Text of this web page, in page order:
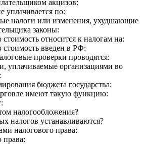
акцизов:
уплачивается по:
налоги или изменения, ухудшающие
законы:
относится к налогам на:
введен в РФ:
проверки проводятся:
уплачиваемые организациями во
бюджета государства:
имеют такую функцию:
налогообложения?
налогов устанавливаются?
налогового права: